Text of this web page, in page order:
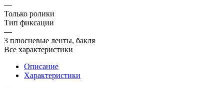
—
Только ролики
Тип фиксации
—
3 плюсневые ленты, бакля
Все характеристики
Описание
Характеристики